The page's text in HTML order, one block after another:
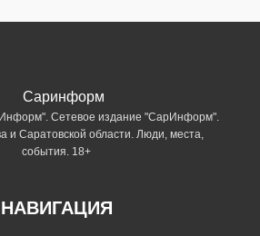
Сетевое издание "СарИнформ".
и Саратовской области. Люди, места,
события. 18+
НАВИГАЦИЯ